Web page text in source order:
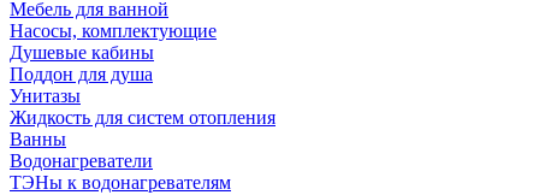
Мебель для ванной
Насосы, комплектующие
Душевые кабины
Поддон для душа
Унитазы
Жидкость для систем отопления
Ванны
Водонагреватели
ТЭНы к водонагревателям